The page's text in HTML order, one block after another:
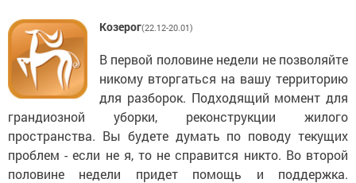
Козерог(22.12-20.01)
В первой половине недели не позволяйте
никому вторгаться на вашу территорию
для разборок. Подходящий момент для
грандиозной уборки, реконструкции жилого
пространства. Вы будете думать по поводу текущих
проблем - если не я, то не справится никто. Во второй
половине недели придет помощь и поддержка.